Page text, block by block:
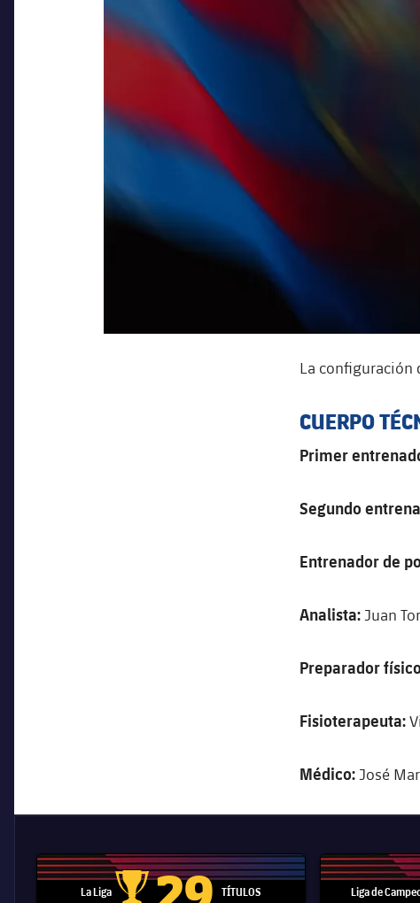
La configuración
CUERPO
Primer
Segundo
Entrenador de
Analista: Juan
Preparador
Fisioterapeuta:
Médico: José
La Liga TÍTULOS Liga de